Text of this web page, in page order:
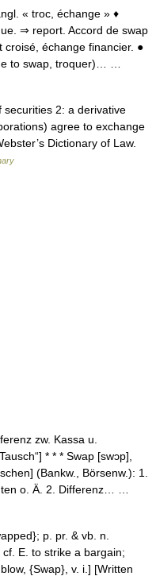
« troc, échange » ♦
⇒ report. Accord de swap
échange financier. ●
to swap, troquer)… …
2: a derivative
agree to exchange
Dictionary of Law.
zw. Kassa u.
* * * Swap [swɔp],
(Bankw., Börsenw.): 1.
o. Ä. 2. Differenz… …
p. pr. & vb. n.
E. to strike a bargain;
{Swap}, v. i.] [Written